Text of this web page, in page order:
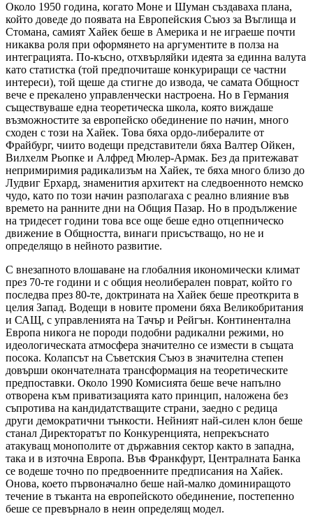
Около 1950 година, когато Моне и Шуман създаваха плана,
който доведе до появата на Европейския Съюз за Въглища и
Стомана, самият Хайек беше в Америка и не играеше почти
никаква роля при оформянето на аргументите в полза на
интеграцията. По-късно, отхвърляйки идеята за единна валута
като статистка (той предпочиташе конкуриращи се частни
интереси), той щеше да стигне до извода, че самата Общност
вече е прекалено управленчески настроена. Но в Германия
съществуваше една теоретическа школа, която виждаше
възможностите за европейско обединение по начин, много
сходен с този на Хайек. Това бяха ордо-либералите от
Фрайбург, чиито водещи представители бяха Валтер Ойкен,
Вилхелм Рьопке и Алфред Мюлер-Армак. Без да притежават
непримиримия радикализъм на Хайек, те бяха много близо до
Лудвиг Ерхард, знаменития архитект на следвоенното немско
чудо, като по този начин разполагаха с реално влияние във
времето на ранните дни на Общия Пазар. Но в продължение
на тридесет години това все още беше едно отцепническо
движение в Общността, винаги присъстващо, но не и
определящо в нейното развитие.
С внезапното влошаване на глобалния икономически климат
през 70-те години и с общия неолиберален поврат, който го
последва през 80-те, доктрината на Хайек беше преоткрита в
целия Запад. Водещи в новите промени бяха Великобритания
и САЩ, с управленията на Тачър и Рейгън. Континентална
Европа никога не породи подобни радикални режими, но
идеологическата атмосфера значително се измести в същата
посока. Колапсът на Съветския Съюз в значителна степен
довърши окончателната трансформация на теоретическите
предпоставки. Около 1990 Комисията беше вече напълно
отворена към приватизацията като принцип, наложена без
съпротива на кандидатстващите страни, заедно с редица
други демократични тънкости. Нейният най-силен клон беше
станал Директоратът по Конкуренцията, непрекъснато
атакуващ монополите от държавния сектор както в западна,
така и в източна Европа. Във Франкфурт, Централната Банка
се водеше точно по предвоенните предписания на Хайек.
Онова, което първоначално беше най-малко доминиращото
течение в тъканта на европейското обединение, постепенно
беше се превърнало в неин определящ модел.